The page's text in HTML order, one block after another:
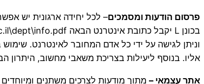
פרסום הודעות ומסמכים
בכונן L יקבל כתובת אינטרנט הבאה w3.sapir.ac.il\dept\info.pdf , כאשר info.pdf הוא שם הקובץ שנשמר. יש לשים לב שהמידע המתפרסם הוא
וניתן לגישה על ידי כל אדם המחובר לאינטרנט.
אליו. בנוסף ליעילות בצריכת משאבי מחשוב, היתרון
אתר עצמאי – מתוך מודעות לצרכים משתנים